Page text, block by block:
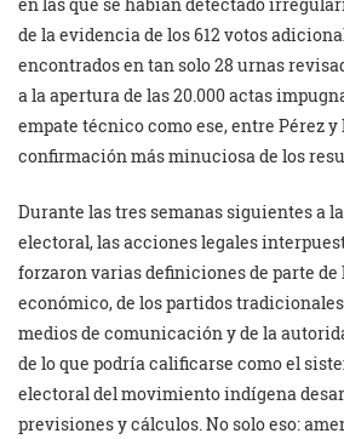
de la evidencia de los 612 votos
encontrados en tan solo 28 urnas
a la apertura de las 20.000 actas
empate técnico como ese, entre Pérez
confirmación más minuciosa de los
Durante las tres semanas siguientes a
electoral, las acciones legales
forzaron varias definiciones de parte de
económico, de los partidos
medios de comunicación y de la
de lo que podría calificarse como el
electoral del movimiento indígena
previsiones y cálculos. No solo eso: